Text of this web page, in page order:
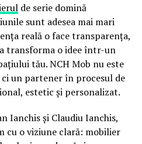
de serie domină
sunt adesea mai mari
reală o face transparența,
transforma o idee într-un
tău. NCH Mob nu este
un partener în procesul de
estetic și personalizat.
Ianchis și Claudiu Ianchis,
cu o viziune clară: mobilier